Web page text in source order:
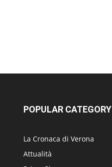
POPULAR CATEGORY
La Cronaca di Verona
Attualità